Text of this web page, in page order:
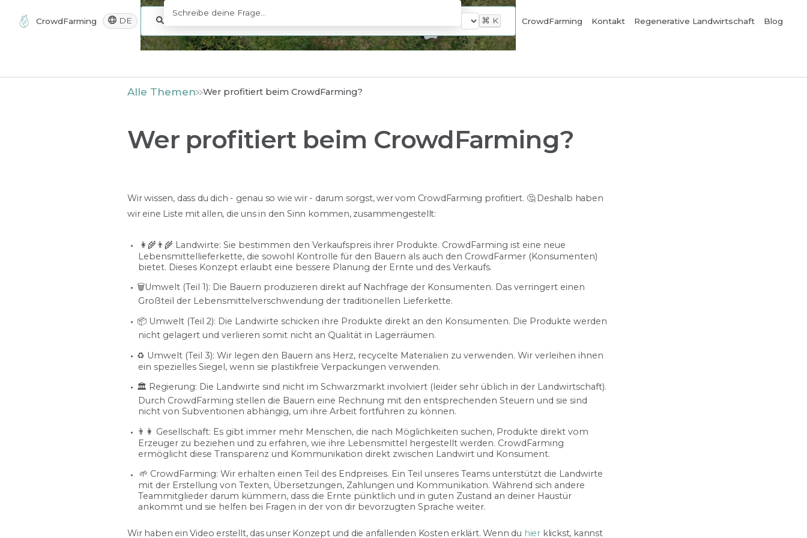
CrowdFarming DE ⌘ K CrowdFarming Kontakt Regenerative Landwirtschaft Blog
Alle Themen Wer profitiert beim CrowdFarming?
Wer profitiert beim CrowdFarming?
Wir wissen, dass du dich - genau so wie wir - darum sorgst, wer vom CrowdFarming profitiert. 🤔 Deshalb haben
wir eine Liste mit allen, die uns in den Sinn kommen, zusammengestellt:
👩‍🌾👨‍🌾 Landwirte: Sie bestimmen den Verkaufspreis ihrer Produkte. CrowdFarming ist eine neue
Lebensmittellieferkette, die sowohl Kontrolle für den Bauern als auch den CrowdFarmer (Konsumenten)
bietet. Dieses Konzept erlaubt eine bessere Planung der Ernte und des Verkaufs.
🗑️Umwelt (Teil 1): Die Bauern produzieren direkt auf Nachfrage der Konsumenten. Das verringert einen
Großteil der Lebensmittelverschwendung der traditionellen Lieferkette.
📦 Umwelt (Teil 2): Die Landwirte schicken ihre Produkte direkt an den Konsumenten. Die Produkte werden
nicht gelagert und verlieren somit nicht an Qualität in Lagerräumen.
♻️ Umwelt (Teil 3): Wir legen den Bauern ans Herz, recycelte Materialien zu verwenden. Wir verleihen ihnen
ein spezielles Siegel, wenn sie plastikfreie Verpackungen verwenden.
🏛️ Regierung: Die Landwirte sind nicht im Schwarzmarkt involviert (leider sehr üblich in der Landwirtschaft).
Durch CrowdFarming stellen die Bauern eine Rechnung mit den entsprechenden Steuern und sie sind
nicht von Subventionen abhängig, um ihre Arbeit fortführen zu können.
👨👩 Gesellschaft: Es gibt immer mehr Menschen, die nach Möglichkeiten suchen, Produkte direkt vom
Erzeuger zu beziehen und zu erfahren, wie ihre Lebensmittel hergestellt werden. CrowdFarming
ermöglicht diese Transparenz und Kommunikation direkt zwischen Landwirt und Konsument.
🌱 CrowdFarming: Wir erhalten einen Teil des Endpreises. Ein Teil unseres Teams unterstützt die Landwirte
mit der Erstellung von Texten, Übersetzungen, Zahlungen und Kommunikation. Während sich andere
Teammitglieder darum kümmern, dass die Ernte pünktlich und in guten Zustand an deiner Haustür
ankommt und sie helfen bei Fragen in der von dir bevorzugten Sprache weiter.
Wir haben ein Video erstellt, das unser Konzept und die anfallenden Kosten erklärt. Wenn du hier klickst, kannst